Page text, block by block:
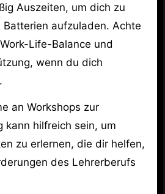
Auszeiten, um dich zu
aufzuladen. Achte
Life-Balance und
wenn du dich
an Workshops zur
kann hilfreich sein, um
zu erlernen, die dir helfen,
des Lehrerberufs